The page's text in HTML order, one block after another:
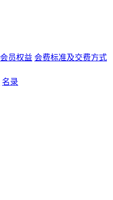
会员权益 会费标准及交费方式
名录